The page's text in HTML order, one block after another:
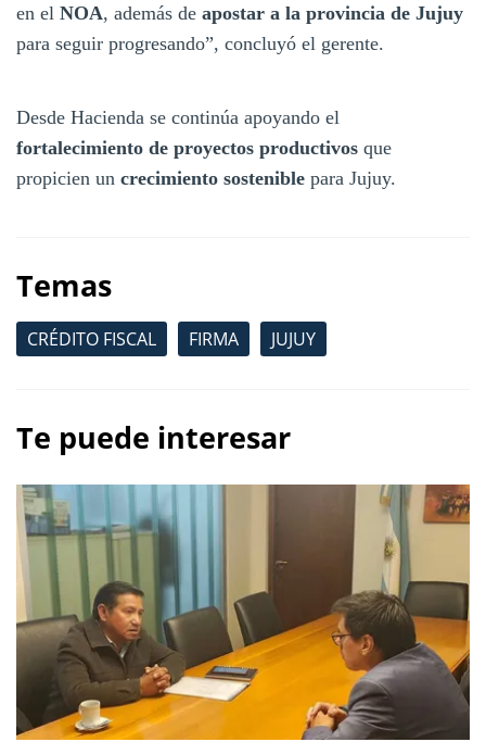
en el NOA, además de apostar a la provincia de Jujuy
para seguir progresando”, concluyó el gerente.
Desde Hacienda se continúa apoyando el
fortalecimiento de proyectos productivos que
propicien un crecimiento sostenible para Jujuy.
Temas
CRÉDITO FISCAL FIRMA JUJUY
Te puede interesar